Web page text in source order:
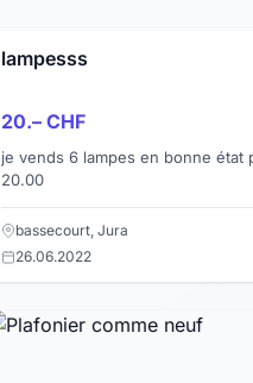
lampesss
20.– CHF
je vends 6 lampes en bonne état prix par pièce
20.00
bassecourt, Jura
26.06.2022